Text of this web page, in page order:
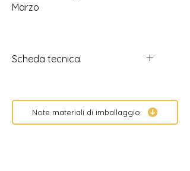
Marzo
Scheda tecnica
Note materiali di imballaggio